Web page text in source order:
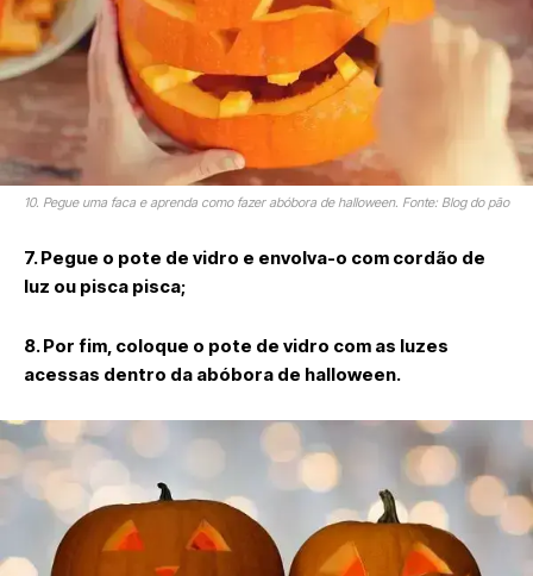
10. Pegue uma faca e aprenda como fazer abóbora de halloween. Fonte: Blog do pão
7. Pegue o pote de vidro e envolva-o com cordão de
luz ou pisca pisca;
8. Por fim, coloque o pote de vidro com as luzes
acessas dentro da abóbora de halloween.